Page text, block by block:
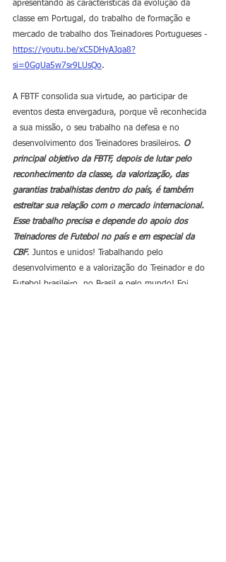
apresentando as características da evolução da
classe em Portugal, do trabalho de formação e
mercado de trabalho dos Treinadores Portugueses -
https://youtu.be/xC5DHyAJqa8?
si=0GgUa5w7sr9LUsQo.
A FBTF consolida sua virtude, ao participar de
eventos desta envergadura, porque vê reconhecida
a sua missão, o seu trabalho na defesa e no
desenvolvimento dos Treinadores brasileiros. O
principal objetivo da FBTF, depois de lutar pelo
reconhecimento da classe, da valorização, das
garantias trabalhistas dentro do país, é também
estreitar sua relação com o mercado internacional.
Esse trabalho precisa e depende do apoio dos
Treinadores de Futebol no país e em especial da
CBF. Juntos e unidos! Trabalhando pelo
desenvolvimento e a valorização do Treinador e do
Futebol brasileiro, no Brasil e pelo mundo! Foi